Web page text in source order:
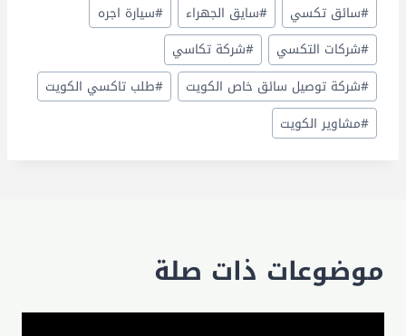
#سائق تكسي #سايق الجهراء #سيارة اجره
#شركات التكسي #شركة تكاسي
#شركة توصيل سائق خاص الكويت #طلب تاكسي الكويت
#مشاوير الكويت
موضوعات ذات صلة